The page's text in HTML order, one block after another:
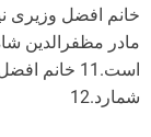
خانم افضل وزیری
مادر مظفرالدین
است.11
شمارد.12